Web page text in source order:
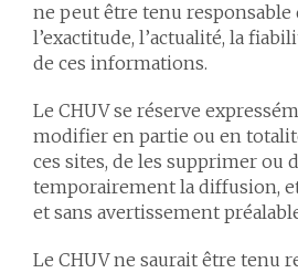
ne peut être tenu responsable
l’exactitude, l’actualité, la
de ces informations.
Le CHUV se réserve
modifier en partie ou en
ces sites, de les supprimer ou
temporairement la diffusion,
et sans avertissement
Le CHUV ne saurait être tenu